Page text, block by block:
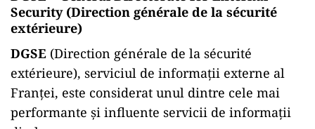
Security (Direction générale de la sécurité
extérieure)
DGSE (Direction générale de la sécurité
extérieure), serviciul de informații externe al
Franței, este considerat unul dintre cele mai
performante și influente servicii de informații